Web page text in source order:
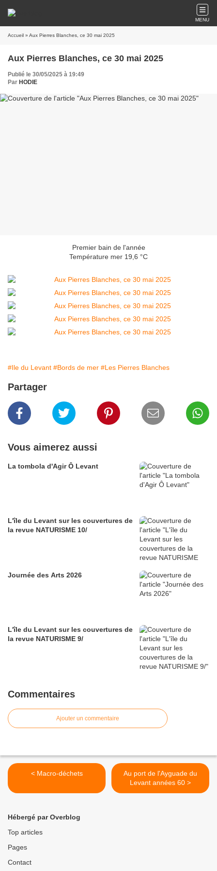
MENU
Accueil » Aux Pierres Blanches, ce 30 mai 2025
Aux Pierres Blanches, ce 30 mai 2025
Publié le 30/05/2025 à 19:49
Par HODIE
Premier bain de l'année
Température mer 19,6 °C
#Ile du Levant #Bords de mer #Les Pierres Blanches
Partager
Vous aimerez aussi
La tombola d'Agir Ô Levant
L'île du Levant sur les couvertures de
la revue NATURISME 10/
Journée des Arts 2026
L'île du Levant sur les couvertures de
la revue NATURISME 9/
Commentaires
Ajouter un commentaire
< Macro-déchets
Au port de l'Ayguade du
Levant années 60 >
Hébergé par Overblog
Top articles
Pages
Contact